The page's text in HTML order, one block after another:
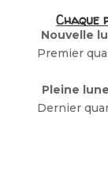
Nouvelle
Premier
Pleine lune
Dernier